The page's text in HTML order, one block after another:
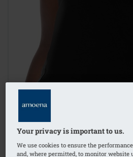
Your privacy is important to us.
We use cookies to ensure the
and, where permitted, to monitor website